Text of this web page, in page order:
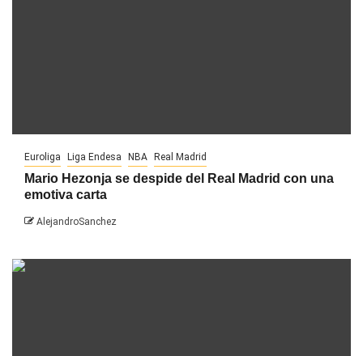
Euroliga Liga Endesa NBA Real Madrid
Mario Hezonja se despide del Real Madrid con una
emotiva carta
AlejandroSanchez